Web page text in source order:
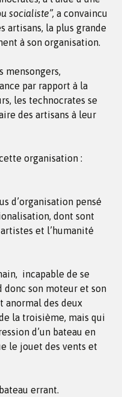
socialiste”, a convaincu
artisans, la plus grande
à son organisation.
mensongers,
par rapport à la
les technocrates se
des artisans à leur
organisation :
d’organisation pensé
dont sont
et l’humanité
incapable de se
donc son moteur et son
anormal des deux
la troisième, mais qui
d’un bateau en
le jouet des vents et
errant.